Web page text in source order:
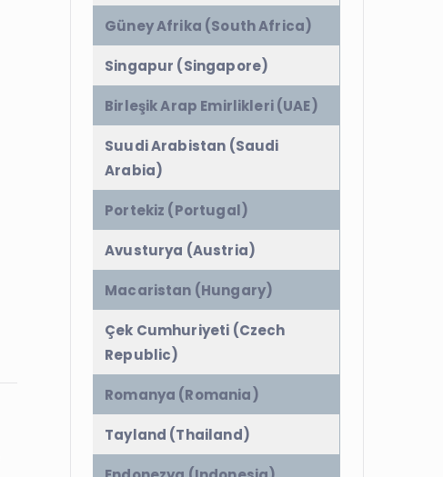
Güney Afrika (South Africa)
Singapur (Singapore)
Birleşik Arap Emirlikleri (UAE)
Suudi Arabistan (Saudi
Arabia)
Portekiz (Portugal)
Avusturya (Austria)
Macaristan (Hungary)
Çek Cumhuriyeti (Czech
Republic)
Romanya (Romania)
Tayland (Thailand)